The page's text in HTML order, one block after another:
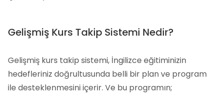
Gelişmiş Kurs Takip Sistemi Nedir?
Gelişmiş kurs takip sistemi, İngilizce eğitiminizin
hedefleriniz doğrultusunda belli bir plan ve program
ile desteklenmesini içerir. Ve bu programın;